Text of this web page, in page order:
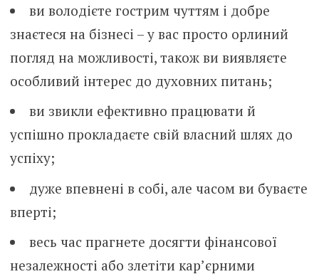
ви володієте гострим чуттям і добре
знаєтеся на бізнесі – у вас просто орлиний
погляд на можливості, також ви виявляєте
особливий інтерес до духовних питань;
ви звикли ефективно працювати й
успішно прокладаєте свій власний шлях до
успіху;
дуже впевнені в собі, але часом ви буваєте
вперті;
весь час прагнете досягти фінансової
незалежності або злетіти кар’єрними